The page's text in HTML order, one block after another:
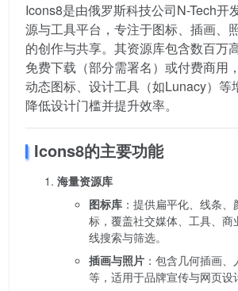
Icons8是由俄罗斯科技公司N-Tech开
源与工具平台，专注于图标、插画、
的创作与共享。其资源库包含数百万
免费下载（部分需署名）或付费商用
动态图标、设计工具（如Lunacy）等
降低设计门槛并提升效率。
Icons8的主要功能
海量资源库
图标库 ：提供扁平化、线条
标，覆盖社交媒体、工具、商
线搜索与筛选。
插画与照片 ：包含几何插画
等，适用于品牌宣传与网页设